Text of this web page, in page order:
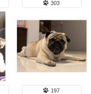
303
197